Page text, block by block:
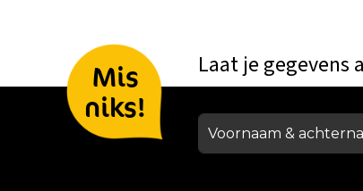
Laat je gegevens
Mis
niks!